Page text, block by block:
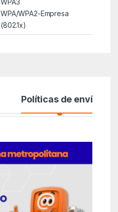
WPA3
WPA/WPA2-Empresa
(802.1x)
Políticas de envío